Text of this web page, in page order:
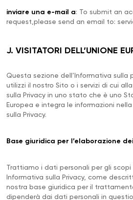
inviare una e-mail a: To submit an
request,please send an email to:
J. VISITATORI DELL’UNIONE
Questa sezione dell’Informativa sulla
utilizzi il nostro Sito o i servizi di cui
sulla Privacy in uno stato che è uno
Europea e integra le informazioni
sulla Privacy.
Base giuridica per l’elaborazione
Trattiamo i dati personali per gli
Informativa sulla Privacy, come
nostra base giuridica per il
dipenderà dai dati personali in